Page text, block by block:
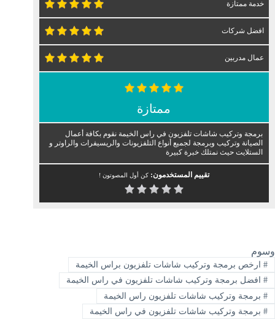
خدمة ممتازة
افضل شركات
عمال مدربين
ممتازة
برمجة وتركيب شاشات تلفزيون في راس الخيمة نقوم بكافة أعمال
الصيانة وتركيب وبرمجة لجميع أنواع التلفزيونات والريسيفرات والراوتر و
الستلايت حيث نمتلك خبرة كبيرة
تقييم المستخدمون:كن أول المصوتون !
وسوم
#ارخص برمجة وتركيب شاشات تلفزيون براس الخيمة
#افضل برمجة وتركيب شاشات تلفزيون في راس الخيمة
#برمجة وتركيب شاشات تلفزيون راس الخيمة
#برمجة وتركيب شاشات تلفزيون في راس الخيمة